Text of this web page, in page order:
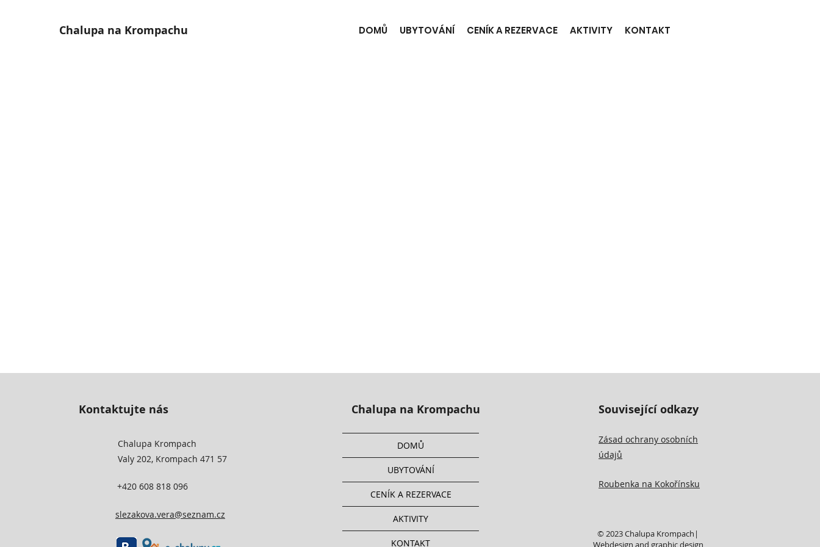
Chalupa na Krompachu DOMŮ UBYTOVÁNÍ CENÍK A REZERVACE AKTIVITY KONTAKT
Kontaktujte nás
Chalupa Krompach
Valy 202, Krompach 471 57
+420 608 818 096
slezakova.vera@seznam.cz
Chalupa na Krompachu
DOMŮ
UBYTOVÁNÍ
CENÍK A REZERVACE
AKTIVITY
KONTAKT
Související odkazy
Zásad ochrany osobních
údajů
Roubenka na Kokořínsku
© 2023 Chalupa Krompach|
Webdesign and graphic design